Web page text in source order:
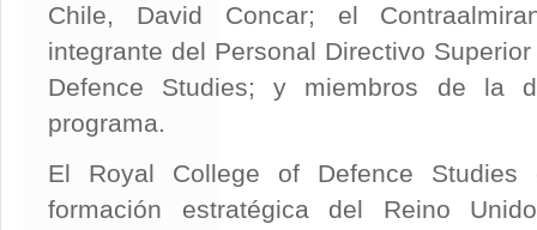
Chile, David Concar; el
integrante del Personal Directivo
Defence Studies; y miembros de la
programa.
El Royal College of Defence
formación estratégica del Reino